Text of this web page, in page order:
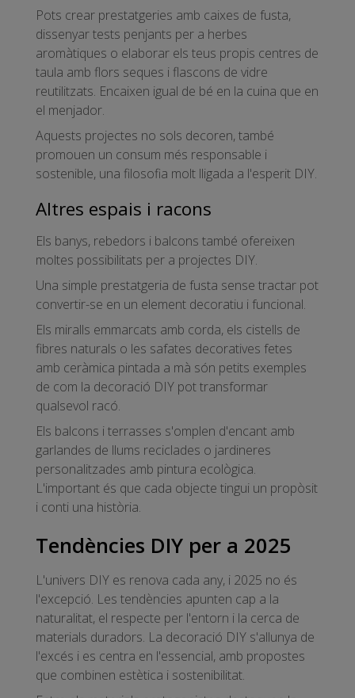
Pots crear prestatgeries amb caixes de fusta,
dissenyar tests penjants per a herbes
aromàtiques o elaborar els teus propis centres de
taula amb flors seques i flascons de vidre
reutilitzats. Encaixen igual de bé en la cuina que en
el menjador.
Aquests projectes no sols decoren, també
promouen un consum més responsable i
sostenible, una filosofia molt lligada a l'esperit DIY.
Altres espais i racons
Els banys, rebedors i balcons també ofereixen
moltes possibilitats per a projectes DIY.
Una simple prestatgeria de fusta sense tractar pot
convertir-se en un element decoratiu i funcional.
Els miralls emmarcats amb corda, els cistells de
fibres naturals o les safates decoratives fetes
amb ceràmica pintada a mà són petits exemples
de com la decoració DIY pot transformar
qualsevol racó.
Els balcons i terrasses s'omplen d'encant amb
garlandes de llums reciclades o jardineres
personalitzades amb pintura ecològica.
L'important és que cada objecte tingui un propòsit
i conti una història.
Tendències DIY per a 2025
L'univers DIY es renova cada any, i 2025 no és
l'excepció. Les tendències apunten cap a la
naturalitat, el respecte per l'entorn i la cerca de
materials duradors. La decoració DIY s'allunya de
l'excés i es centra en l'essencial, amb propostes
que combinen estètica i sostenibilitat.